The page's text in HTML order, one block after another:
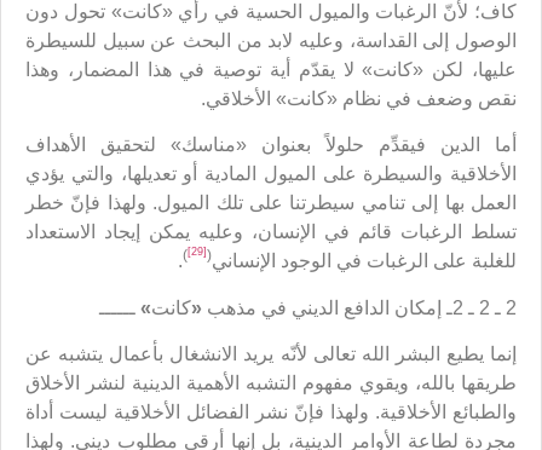
كاف؛ لأنّ الرغبات والميول الحسية في رأي «كانت» تحول دون
الوصول إلى القداسة، وعليه لابد من البحث عن سبيل للسيطرة
عليها، لكن «كانت» لا يقدّم أية توصية في هذا المضمار، وهذا
نقص وضعف في نظام «كانت» الأخلاقي.
أما الدين فيقدِّم حلولاً بعنوان «مناسك» لتحقيق الأهداف
الأخلاقية والسيطرة على الميول المادية أو تعديلها، والتي يؤدي
العمل بها إلى تنامي سيطرتنا على تلك الميول. ولهذا فإنّ خطر
تسلط الرغبات قائم في الإنسان، وعليه يمكن إيجاد الاستعداد
للغلبة على الرغبات في الوجود الإنساني(
[29]
)
.
2 ـ 2 ـ 2ـ إمكان الدافع الديني في مذهب «كانت» ــــــ
إنما يطيع البشر الله تعالى لأنّه يريد الانشغال بأعمال يتشبه عن
طريقها بالله، ويقوي مفهوم التشبه الأهمية الدينية لنشر الأخلاق
والطبائع الأخلاقية. ولهذا فإنّ نشر الفضائل الأخلاقية ليست أداة
مجردة لطاعة الأوامر الدينية، بل إنها أرقى مطلوب ديني. ولهذا